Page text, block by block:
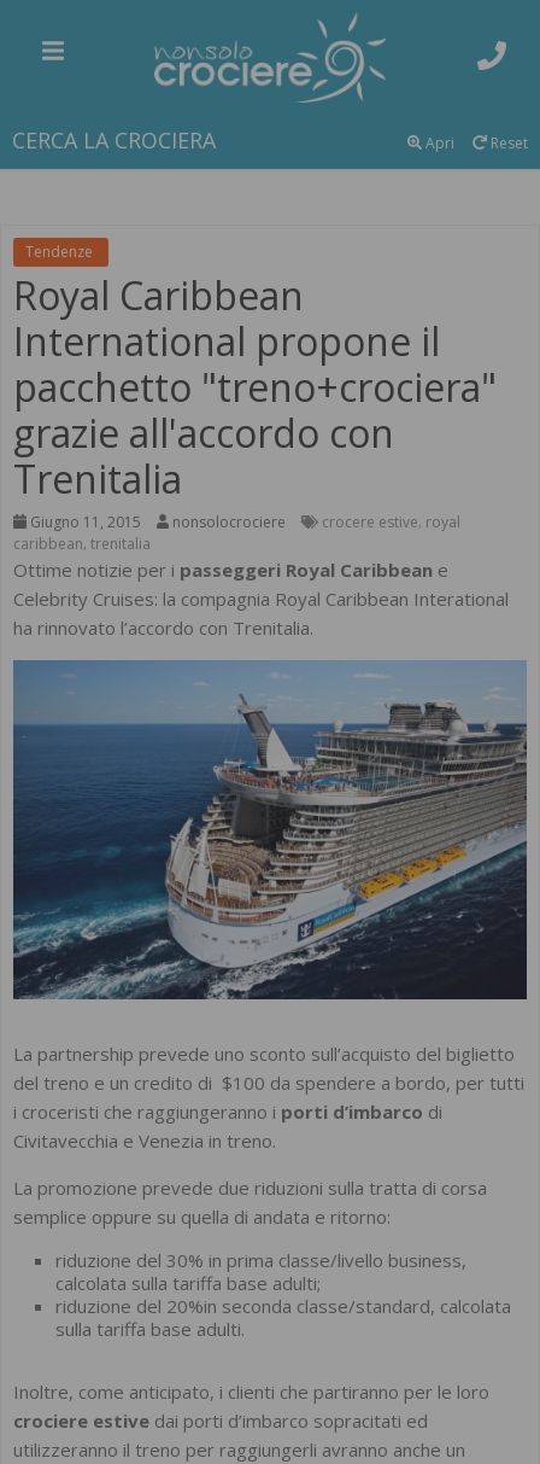
CERCA LA CROCIERA Reset
Apri
Tendenze
Royal Caribbean
International propone il
pacchetto "treno+crociera"
grazie all'accordo con
Trenitalia
Giugno 11, 2015 nonsolocrociere crocere estive, royal
caribbean, trenitalia
Ottime notizie per i passeggeri Royal Caribbean e
Celebrity Cruises: la compagnia Royal Caribbean Interational
ha rinnovato l’accordo con Trenitalia.
La partnership prevede uno sconto sull’acquisto del biglietto
del treno e un credito di $100 da spendere a bordo, per tutti
i croceristi che raggiungeranno i porti d’imbarco di
Civitavecchia e Venezia in treno.
La promozione prevede due riduzioni sulla tratta di corsa
semplice oppure su quella di andata e ritorno:
riduzione del 30% in prima classe/livello business,
calcolata sulla tariffa base adulti;
riduzione del 20%in seconda classe/standard, calcolata
sulla tariffa base adulti.
Inoltre, come anticipato, i clienti che partiranno per le loro
crociere estive dai porti d’imbarco sopracitati ed
utilizzeranno il treno per raggiungerli avranno anche un